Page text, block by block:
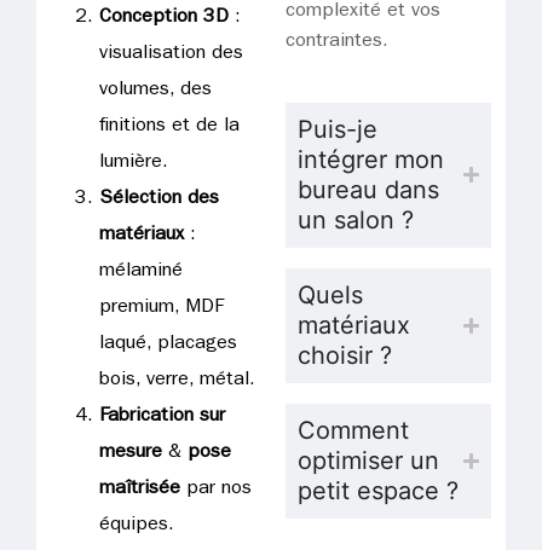
Conception 3D:
visualisation des
volumes, des
finitions et de la
lumière.
Sélection des
matériaux:
mélaminé
premium, MDF
laqué, placages
bois, verre, métal.
Fabrication sur
mesure& pose
maîtriséepar nos
équipes.
complexité et vos
contraintes.
Puis-je
intégrer mon
bureau dans
un salon ?
Quels
matériaux
choisir ?
Comment
optimiser un
petit espace ?